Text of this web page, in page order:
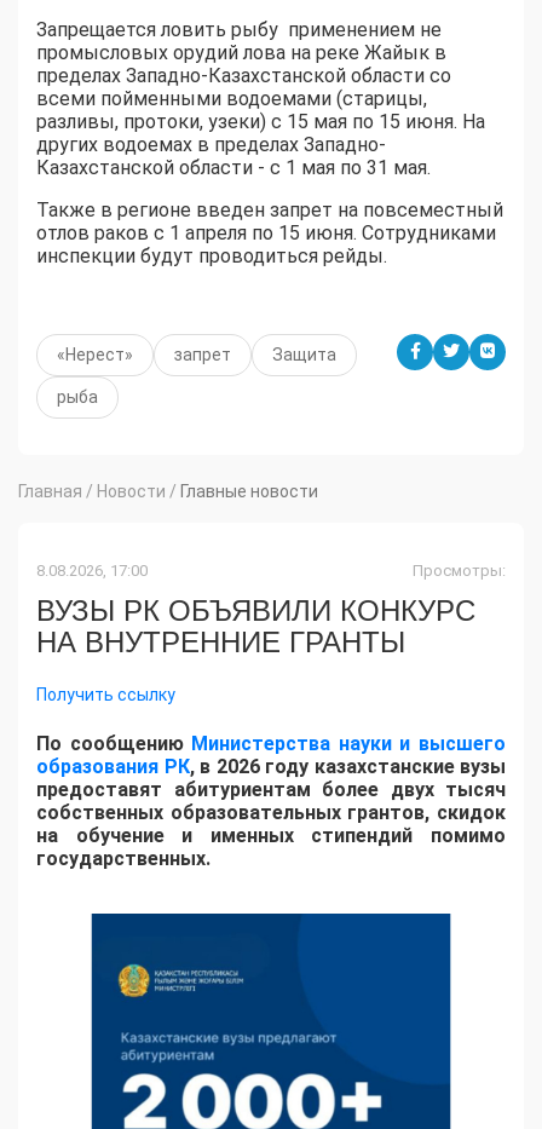
Запрещается ловить рыбу применением не
промысловых орудий лова на реке Жайык в
пределах Западно-Казахстанской области со
всеми пойменными водоемами (старицы,
разливы, протоки, узеки) с 15 мая по 15 июня. На
других водоемах в пределах Западно-
Казахстанской области - с 1 мая по 31 мая.
Также в регионе введен запрет на повсеместный
отлов раков с 1 апреля по 15 июня. Сотрудниками
инспекции будут проводиться рейды.
«Нерест» запрет Защита
рыба
Главная / Новости / Главные новости
8.08.2026, 17:00 Просмотры:
ВУЗЫ РК ОБЪЯВИЛИ КОНКУРС
НА ВНУТРЕННИЕ ГРАНТЫ
Получить ссылку
По сообщению Министерства науки и высшего
образования РК, в 2026 году казахстанские вузы
предоставят абитуриентам более двух тысяч
собственных образовательных грантов, скидок
на обучение и именных стипендий помимо
государственных.